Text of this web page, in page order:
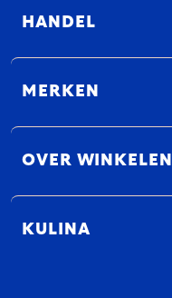
HANDEL
MERKEN
OVER WINKELEN
KULINA